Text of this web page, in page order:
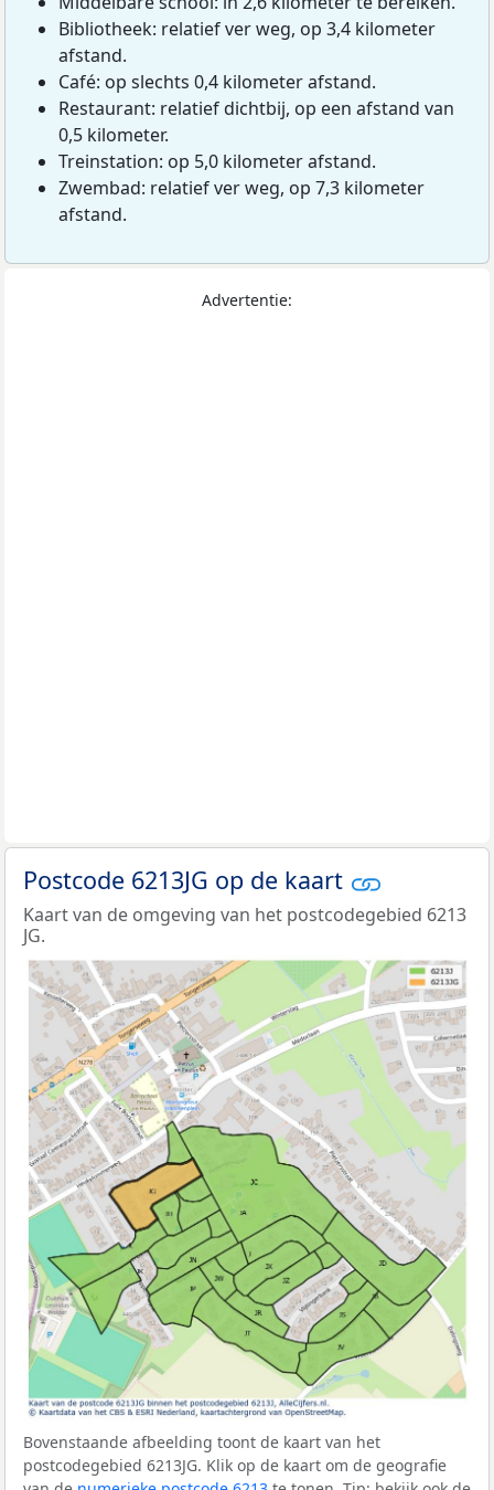
Bibliotheek: relatief ver weg, op 3,4 kilometer
afstand.
Café: op slechts 0,4 kilometer afstand.
Restaurant: relatief dichtbij, op een afstand van
0,5 kilometer.
Treinstation: op 5,0 kilometer afstand.
Zwembad: relatief ver weg, op 7,3 kilometer
afstand.
Advertentie:
Postcode 6213JG op de kaart
Kaart van de omgeving van het postcodegebied 6213
JG.
Bovenstaande afbeelding toont de kaart van het
postcodegebied 6213JG. Klik op de kaart om de geografie